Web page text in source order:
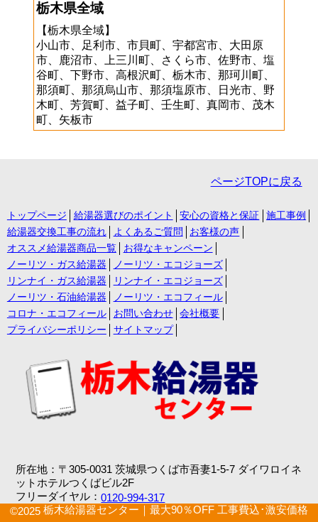
栃木県全域
【栃木県全域】
小山市、足利市、市貝町、宇都宮市、大田原
市、鹿沼市、上三川町、さくら市、佐野市、塩
谷町、下野市、高根沢町、栃木市、那珂川町、
那須町、那須烏山市、那須塩原市、日光市、野
木町、芳賀町、益子町、壬生町、真岡市、茂木
町、矢板市
ページTOPに戻る
トップページ 給湯器選びのポイント 安心の資格と保証
施工事例
給湯器交換工事の流れ
よくあるご質問
お客様の声
オススメ給湯器商品一覧
お得なキャンペーン
ノーリツ・ガス給湯器
ノーリツ・エコジョーズ
リンナイ・ガス給湯器
リンナイ・エコジョーズ
ノーリツ・石油給湯器
ノーリツ・エコフィール
コロナ・エコフィール
お問い合わせ
会社概要
プライバシーポリシー
サイトマップ
所在地：〒305-0031 茨城県つくば市吾妻1-5-7 ダイワロイネ
ットホテルつくばビル2F
フリーダイヤル：0120-994-317
©2025 栃木給湯器センター｜最大90％OFF 工事費込･激安価格